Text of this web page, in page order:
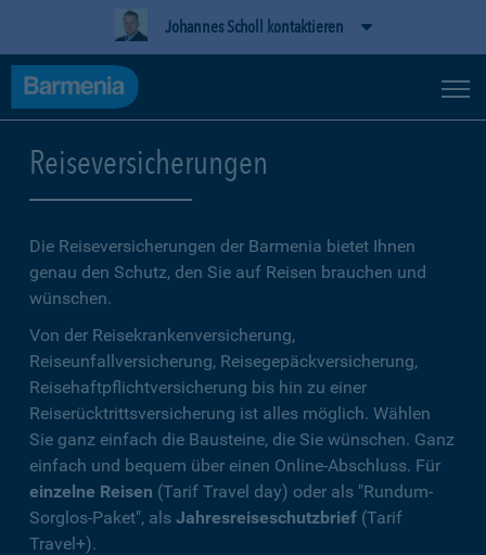
Johannes Scholl kontaktieren
Reiseversicherungen
Die Reiseversicherungen der Barmenia bietet Ihnen
genau den Schutz, den Sie auf Reisen brauchen und
wünschen.
Von der Reisekrankenversicherung,
Reiseunfallversicherung, Reisegepäckversicherung,
Reisehaftpflichtversicherung bis hin zu einer
Reiserücktrittsversicherung ist alles möglich. Wählen
Sie ganz einfach die Bausteine, die Sie wünschen. Ganz
einfach und bequem über einen Online-Abschluss. Für
einzelne Reisen (Tarif Travel day) oder als "Rundum-
Sorglos-Paket", als Jahresreiseschutzbrief (Tarif
Travel+).